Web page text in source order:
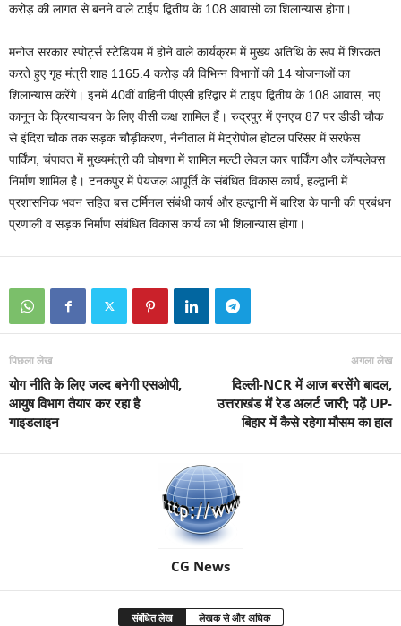
करोड़ की लागत से बनने वाले टाईप द्वितीय के 108 आवासों का शिलान्यास होगा।
मनोज सरकार स्पोर्ट्स स्टेडियम में होने वाले कार्यक्रम में मुख्य अतिथि के रूप में शिरकत
करते हुए गृह मंत्री शाह 1165.4 करोड़ की विभिन्न विभागों की 14 योजनाओं का
शिलान्यास करेंगे। इनमें 40वीं वाहिनी पीएसी हरिद्वार में टाइप द्वितीय के 108 आवास, नए
कानून के क्रियान्वयन के लिए वीसी कक्ष शामिल हैं। रुद्रपुर में एनएच 87 पर डीडी चौक
से इंदिरा चौक तक सड़क चौड़ीकरण, नैनीताल में मेट्रोपाेल होटल परिसर में सरफेस
पार्किंग, चंपावत में मुख्यमंत्री की घोषणा में शामिल मल्टी लेवल कार पार्किंग और कॉम्पलेक्स
निर्माण शामिल है। टनकपुर में पेयजल आपूर्ति के संबंधित विकास कार्य, हल्द्वानी में
प्रशासनिक भवन सहित बस टर्मिनल संबंधी कार्य और हल्द्वानी में बारिश के पानी की प्रबंधन
प्रणाली व सड़क निर्माण संबंधित विकास कार्य का भी शिलान्यास होगा।
पिछला लेख
योग नीति के लिए जल्द बनेगी एसओपी,
आयुष विभाग तैयार कर रहा है
गाइडलाइन
अगला लेख
दिल्ली-NCR में आज बरसेंगे बादल,
उत्तराखंड में रेड अलर्ट जारी; पढ़ें UP-
बिहार में कैसे रहेगा मौसम का हाल
CG News
संबंधित लेख लेखक से और अधिक